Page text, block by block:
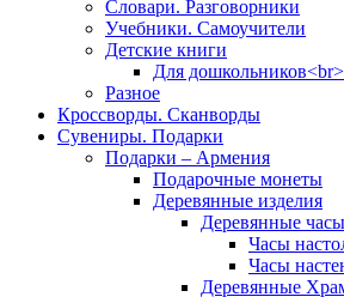
Словари. Разговорники
Учебники. Самоучители
Детские книги
Для
Разное
Кроссворды. Сканворды
Сувениры. Подарки
Подарки – Армения
Подарочные монеты
Деревянные изделия
Деревянные часы
Часы
Часы
Деревянные